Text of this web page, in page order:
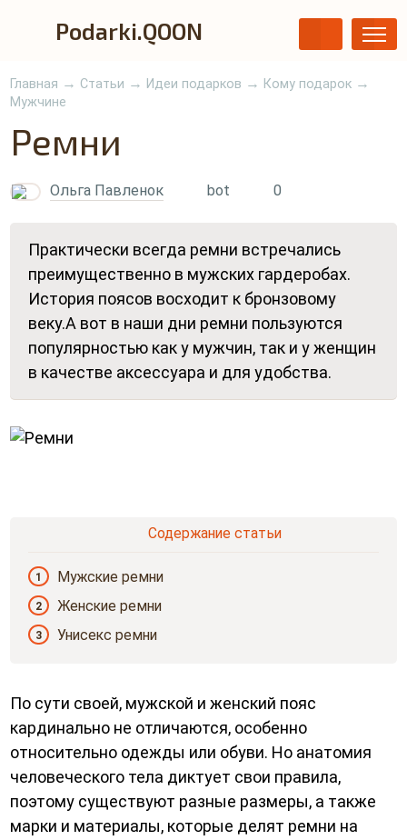
Podarki.QOON
Главная → Статьи → Идеи подарков → Кому подарок →
Мужчине
Ремни
Ольга Павленок bot 0
Практически всегда ремни встречались
преимущественно в мужских гардеробах.
История поясов восходит к бронзовому
веку.А вот в наши дни ремни пользуются
популярностью как у мужчин, так и у женщин
в качестве аксессуара и для удобства.
Содержание статьи
1 Мужские ремни
2 Женские ремни
3 Унисекс ремни
По сути своей, мужской и женский пояс
кардинально не отличаются, особенно
относительно одежды или обуви. Но анатомия
человеческого тела диктует свои правила,
поэтому существуют разные размеры, а также
марки и материалы, которые делят ремни на